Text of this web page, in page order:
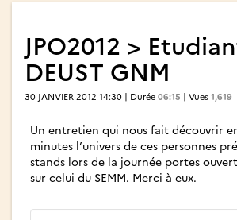
JPO2012 >
DEUST GNM
30 JANVIER 2012 14:30 | Durée 06:15 | Vues 1,619
Un entretien qui nous fait découvrir
minutes l’univers de ces personnes
stands lors de la journée portes
sur celui du SEMM. Merci à eux.